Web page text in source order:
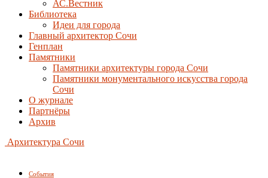
АС.Вестник
Библиотека
Идеи для города
Главный архитектор Сочи
Генплан
Памятники
Памятники архитектуры города Сочи
Памятники монументального искусства города
Сочи
О журнале
Партнёры
Архив
Архитектура Сочи
События